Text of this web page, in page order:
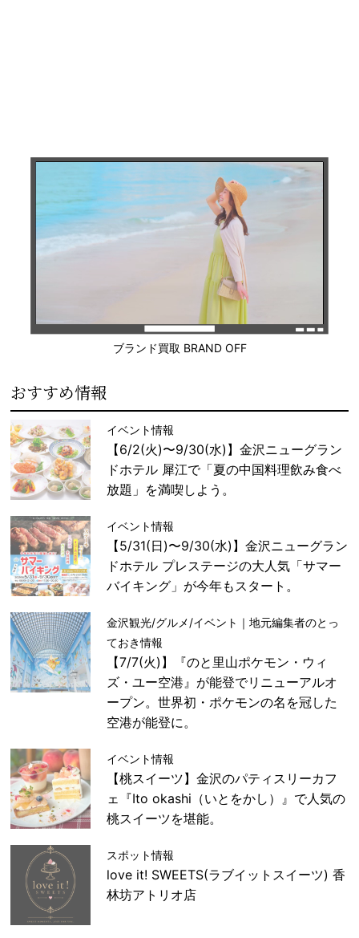
ブランド買取 BRAND OFF
おすすめ情報
イベント情報
【6/2(火)〜9/30(水)】金沢ニューグラン
ドホテル 犀江で「夏の中国料理飲み食べ
放題」を満喫しよう。
イベント情報
【5/31(日)〜9/30(水)】金沢ニューグラン
ドホテル プレステージの大人気「サマー
バイキング」が今年もスタート。
金沢観光/グルメ/イベント｜地元編集者のとっ
ておき情報
【7/7(火)】『のと里山ポケモン・ウィ
ズ・ユー空港』が能登でリニューアルオ
ープン。世界初・ポケモンの名を冠した
空港が能登に。
イベント情報
【桃スイーツ】金沢のパティスリーカフ
ェ『Ito okashi（いとをかし）』で人気の
桃スイーツを堪能。
スポット情報
love it! SWEETS(ラブイットスイーツ) 香
林坊アトリオ店